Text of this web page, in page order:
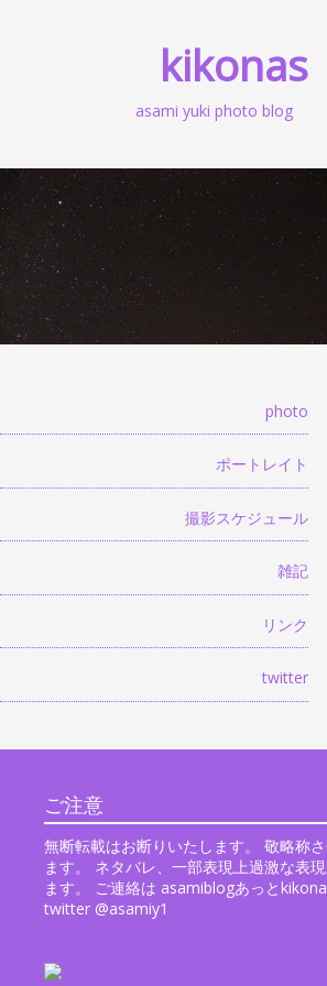
kikonas
asami yuki photo blog
photo
ポートレイト
撮影スケジュール
雑記
リンク
twitter
ご注意
無断転載はお断りいたします。 敬略称
ます。 ネタバレ、一部表現上過激な表
ます。 ご連絡は asamiblogあっと
twitter @asamiy1